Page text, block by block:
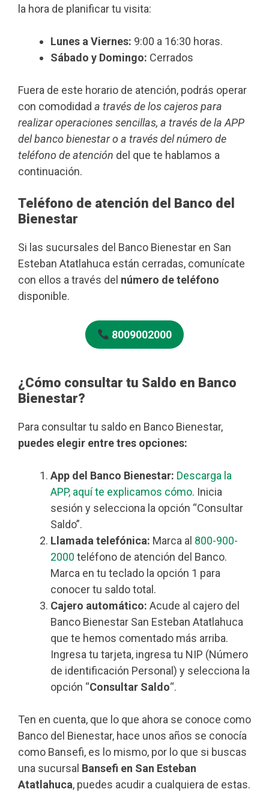
la hora de planificar tu visita:
Lunes a Viernes: 9:00 a 16:30 horas.
Sábado y Domingo: Cerrados
Fuera de este horario de atención, podrás operar
con comodidad a través de los cajeros para
realizar operaciones sencillas, a través de la APP
del banco bienestar o a través del número de
teléfono de atención del que te hablamos a
continuación.
Teléfono de atención del Banco del
Bienestar
Si las sucursales del Banco Bienestar en San
Esteban Atatlahuca están cerradas, comunícate
con ellos a través del número de teléfono
disponible.
8009002000
¿Cómo consultar tu Saldo en Banco
Bienestar?
Para consultar tu saldo en Banco Bienestar,
puedes elegir entre tres opciones:
App del Banco Bienestar: Descarga la
APP, aquí te explicamos cómo. Inicia
sesión y selecciona la opción “Consultar
Saldo”.
Llamada telefónica: Marca al 800-900-
2000 teléfono de atención del Banco.
Marca en tu teclado la opción 1 para
conocer tu saldo total.
Cajero automático: Acude al cajero del
Banco Bienestar San Esteban Atatlahuca
que te hemos comentado más arriba.
Ingresa tu tarjeta, ingresa tu NIP (Número
de identificación Personal) y selecciona la
opción “Consultar Saldo“.
Ten en cuenta, que lo que ahora se conoce como
Banco del Bienestar, hace unos años se conocía
como Bansefi, es lo mismo, por lo que si buscas
una sucursal Bansefi en San Esteban
Atatlahuca, puedes acudir a cualquiera de estas.